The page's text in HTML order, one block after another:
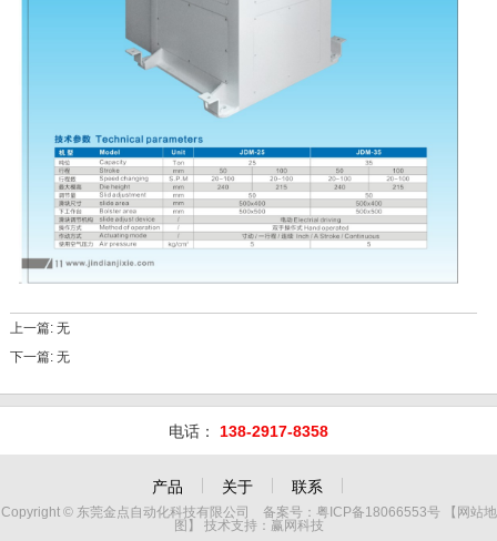
上一篇: 无
下一篇: 无
电话： 138-2917-8358
产品 关于 联系
Copyright © 东莞金点自动化科技有限公司 备案号： 粤ICP备18066553号【 网站地
图 】 技术支持： 赢网科技